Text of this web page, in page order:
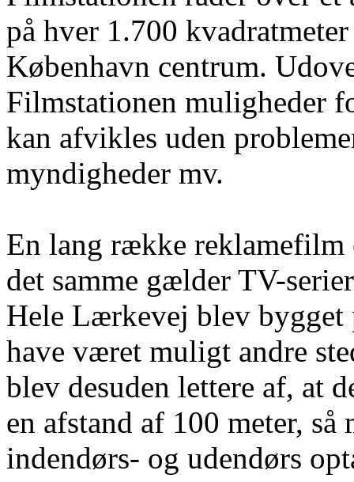
på hver 1.700
København centrum.
Filmstationen muligheder
kan afvikles uden
myndigheder mv.
En lang række reklamefilm
det samme gælder TV-
Hele Lærkevej blev
have været muligt andre
blev desuden lettere af, at
en afstand af 100 meter,
indendørs- og udendørs